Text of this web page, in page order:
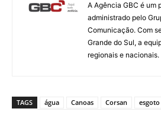
A Agência GBC é um
administrado pelo
Comunicação. Com
Grande do Sul, a
regionais e nacionais.
TAGS água Canoas Corsan esgoto